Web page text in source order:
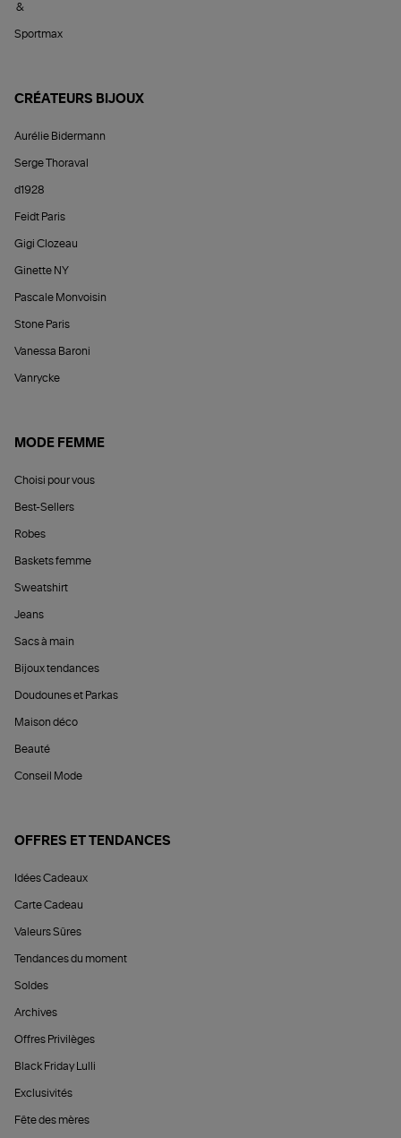
&
Sportmax
CRÉATEURS BIJOUX
Aurélie Bidermann
Serge Thoraval
d1928
Feidt Paris
Gigi Clozeau
Ginette NY
Pascale Monvoisin
Stone Paris
Vanessa Baroni
Vanrycke
MODE FEMME
Choisi pour vous
Best-Sellers
Robes
Baskets femme
Sweatshirt
Jeans
Sacs à main
Bijoux tendances
Doudounes et Parkas
Maison déco
Beauté
Conseil Mode
OFFRES ET TENDANCES
Idées Cadeaux
Carte Cadeau
Valeurs Sûres
Tendances du moment
Soldes
Archives
Offres Privilèges
Black Friday Lulli
Exclusivités
Fête des mères